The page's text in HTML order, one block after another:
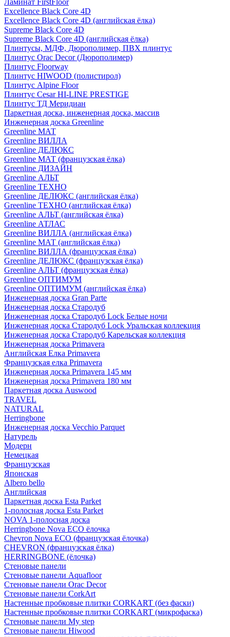
Ламинат FirstFloor
Excellence Black Core 4D
Excellence Black Core 4D (английская ёлка)
Supreme Black Core 4D
Supreme Black Core 4D (английская ёлка)
Плинтусы, МДФ, Дюрополимер, ПВХ плинтус
Плинтус Orac Decor (Дюрополимер)
Плинтус Floorway
Плинтус HIWOOD (полистирол)
Плинтус Alpine Floor
Плинтус Cesar HI-LINE PRESTIGE
Плинтус ТД Меридиан
Паркетная доска, инженерная доска, массив
Инженерная доска Greenline
Greenline МАТ
Greenline ВИЛЛА
Greenline ДЕЛЮКС
Greenline МАТ (французская ёлка)
Greenline ДИЗАЙН
Greenline АЛЬТ
Greenline ТЕХНО
Greenline ДЕЛЮКС (английская ёлка)
Greenline ТЕХНО (английская ёлка)
Greenline АЛЬТ (английская ёлка)
Greenline АТЛАС
Greenline ВИЛЛА (английская ёлка)
Greenline МАТ (английская ёлка)
Greenline ВИЛЛА (французская ёлка)
Greenline ДЕЛЮКС (французская ёлка)
Greenline АЛЬТ (французская ёлка)
Greenline ОПТИМУМ
Greenline ОПТИМУМ (английская ёлка)
Инженерная доска Gran Parte
Инженерная доска Стародуб
Инженерная доска Стародуб Lock Белые ночи
Инженерная доска Стародуб Lock Уральская коллекция
Инженерная доска Стародуб Карельская коллекция
Инженерная доска Primavera
Английская Елка Primavera
Французская елка Primavera
Инженерная доска Primavera 145 мм
Инженерная доска Primavera 180 мм
Паркетная доска Auswood
TRAVEL
NATURAL
Herringbone
Инженерная доска Vecchio Parquet
Натурель
Модерн
Немецкая
Французская
Японская
Albero bello
Английская
Паркетная доска Esta Parket
1-полосная доска Esta Parket
NOVA 1-полосная доска
Herringbone Nova ECO ёлочка
Chevron Nova ECO (французская ёлочка)
CHEVRON (французская ёлка)
HERRINGBONE (ёлочка)
Стеновые панели
Стеновые панели Aquafloor
Стеновые панели Orac Decor
Стеновые панели CorkArt
Настенные пробковые плитки CORKART (без фаски)
Настенные пробковые плитки CORKART (микрофаска)
Стеновые панели My step
Стеновые панели Hiwood